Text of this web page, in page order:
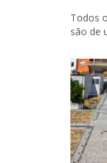
Todos
são de